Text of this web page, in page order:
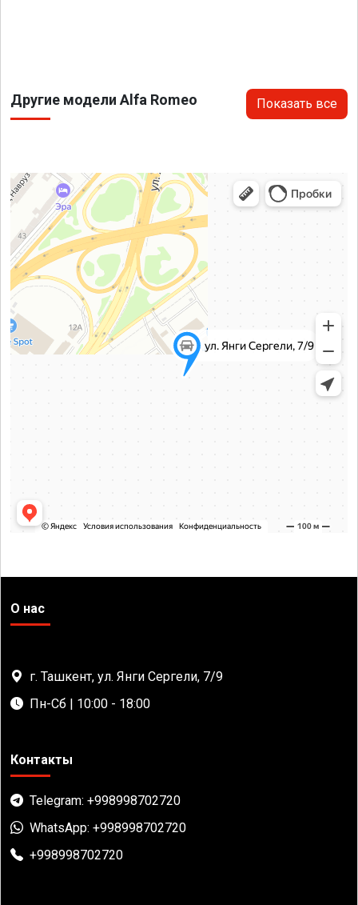
Другие модели Alfa Romeo Показать все
О нас
г. Ташкент, ул. Янги Сергели, 7/9
Пн-Сб | 10:00 - 18:00
Контакты
Telegram: +998998702720
WhatsApp: +998998702720
+998998702720